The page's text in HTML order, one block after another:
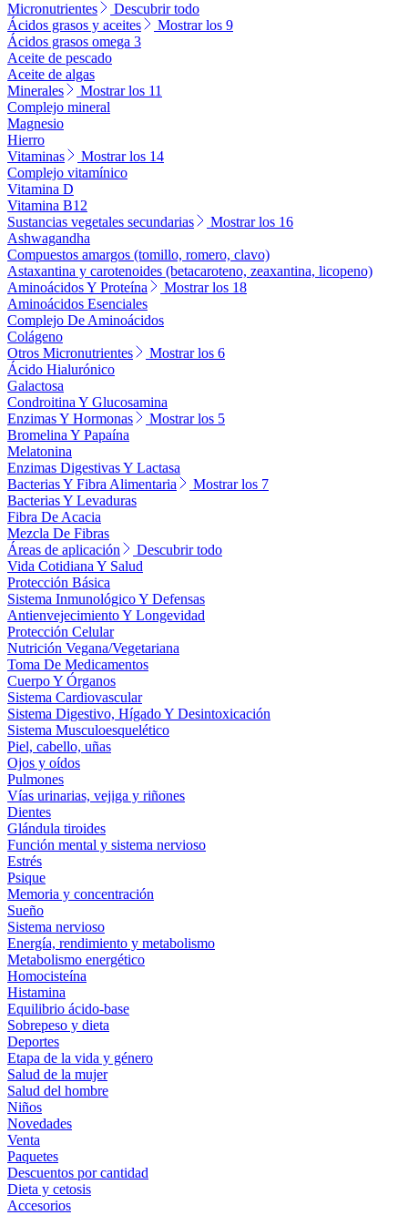
Micronutrientes
Descubrir todo
Ácidos grasos y aceites
Mostrar los 9
Ácidos grasos omega 3
Aceite de pescado
Aceite de algas
Minerales
Mostrar los 11
Complejo mineral
Magnesio
Hierro
Vitaminas
Mostrar los 14
Complejo vitamínico
Vitamina D
Vitamina B12
Sustancias vegetales secundarias
Mostrar los 16
Ashwagandha
Compuestos amargos (tomillo, romero, clavo)
Astaxantina y carotenoides (betacaroteno, zeaxantina, licopeno)
Aminoácidos Y Proteína
Mostrar los 18
Aminoácidos Esenciales
Complejo De Aminoácidos
Colágeno
Otros Micronutrientes
Mostrar los 6
Ácido Hialurónico
Galactosa
Condroitina Y Glucosamina
Enzimas Y Hormonas
Mostrar los 5
Bromelina Y Papaína
Melatonina
Enzimas Digestivas Y Lactasa
Bacterias Y Fibra Alimentaria
Mostrar los 7
Bacterias Y Levaduras
Fibra De Acacia
Mezcla De Fibras
Áreas de aplicación
Descubrir todo
Vida Cotidiana Y Salud
Protección Básica
Sistema Inmunológico Y Defensas
Antienvejecimiento Y Longevidad
Protección Celular
Nutrición Vegana/Vegetariana
Toma De Medicamentos
Cuerpo Y Órganos
Sistema Cardiovascular
Sistema Digestivo, Hígado Y Desintoxicación
Sistema Musculoesquelético
Piel, cabello, uñas
Ojos y oídos
Pulmones
Vías urinarias, vejiga y riñones
Dientes
Glándula tiroides
Función mental y sistema nervioso
Estrés
Psique
Memoria y concentración
Sueño
Sistema nervioso
Energía, rendimiento y metabolismo
Metabolismo energético
Homocisteína
Histamina
Equilibrio ácido-base
Sobrepeso y dieta
Deportes
Etapa de la vida y género
Salud de la mujer
Salud del hombre
Niños
Novedades
Venta
Paquetes
Descuentos por cantidad
Dieta y cetosis
Accesorios